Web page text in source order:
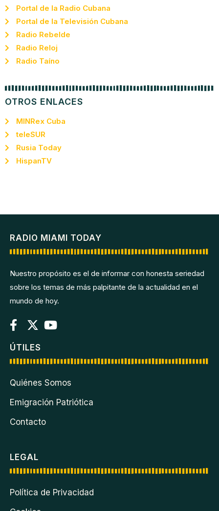
Portal de la Radio Cubana
Portal de la Televisión Cubana
Radio Rebelde
Radio Reloj
Radio Taíno
OTROS ENLACES
MINRex Cuba
teleSUR
Rusia Today
HispanTV
RADIO MIAMI TODAY
Nuestro propósito es el de informar con honesta seriedad
sobre los temas de más palpitante de la actualidad en el
mundo de hoy.
ÚTILES
Quiénes Somos
Emigración Patriótica
Contacto
LEGAL
Política de Privacidad